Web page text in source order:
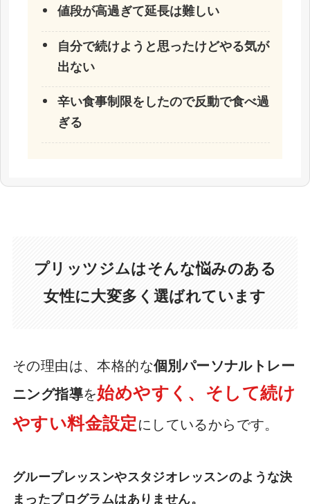
値段が高過ぎて延長は難しい
自分で続けようと思ったけどやる気が
出ない
辛い食事制限をしたので反動で食べ過
ぎる
プリッツジムはそんな悩みのある
女性に大変多く選ばれています
その理由は、本格的な個別パーソナルトレー
ニング指導を始めやすく、そして続け
やすい料金設定にしているからです。
グループレッスンやスタジオレッスンのような決
まったプログラムはありません。